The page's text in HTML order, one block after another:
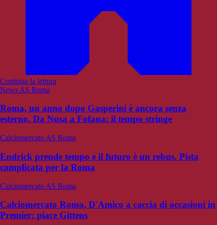
Continua la lettura
News AS Roma
Roma, un anno dopo Gasperini è ancora senza
esterno. Da Nusa a Fofana: il tempo stringe
Calciomercato AS Roma
Endrick prende tempo e il futuro è un rebus. Pista
complicata per la Roma
Calciomercato AS Roma
Calciomercato Roma, D'Amico a caccia di occasioni in
Premier: piace Gittens